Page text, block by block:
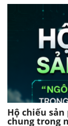
Hộ chiếu
chung trong